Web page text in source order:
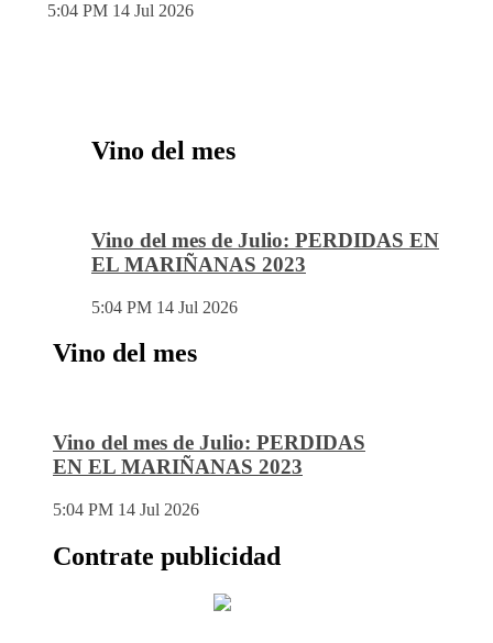
5:04 PM 14 Jul 2026
Vino del mes
Vino del mes de Julio: PERDIDAS EN
EL MARIÑANAS 2023
5:04 PM 14 Jul 2026
Vino del mes
Vino del mes de Julio: PERDIDAS
EN EL MARIÑANAS 2023
5:04 PM 14 Jul 2026
Contrate publicidad